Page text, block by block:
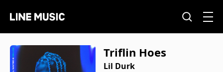
Triflin Hoes
Lil Durk